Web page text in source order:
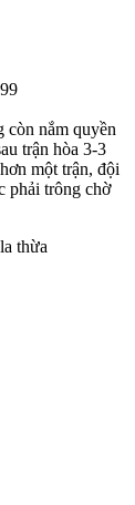
nắm quyền
trận hòa 3-3
một trận, đội
phải trông chờ